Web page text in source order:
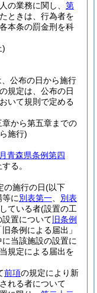
の業務に関し、 第
ときは、行為者を
本条の罰金刑を科
)
、公布の日から施行
規定は、公布の日
いて規則で定める
から第五章までの
施行)
青森県条例第四
る。
の施行の日(以下
に別表第一
別表
ている者(設置の工
置について 旧条例
条例による届出」
当該施設の設置に
規定による届出を
前項の規定により新
れる者について